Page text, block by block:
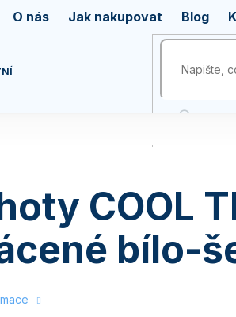
O nás Jak nakupovat Blog
COOL
bílo-